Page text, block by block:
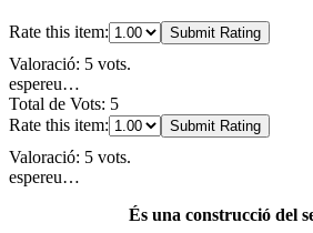
Rate this item: Submit Rating
Valoració: 5 vots.
espereu…
Total de Vots: 5
Rate this item:
Submit Rating
Valoració: 5 vots.
espereu…
És una construcció del